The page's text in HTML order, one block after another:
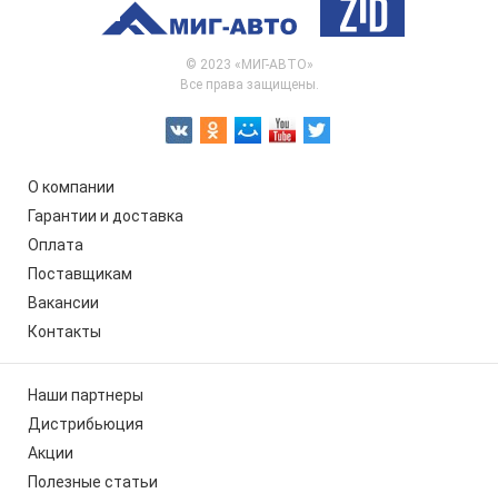
© 2023 «МИГ-АВТО»
Все права защищены.
О компании
Гарантии и доставка
Оплата
Поставщикам
Вакансии
Контакты
Наши партнеры
Дистрибьюция
Акции
Полезные статьи